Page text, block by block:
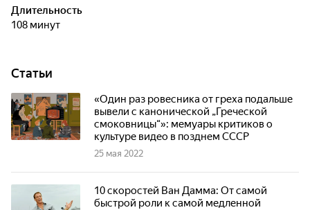
Длительность
108 минут
Статьи
«Один раз ровесника от греха подальше
вывели с канонической „Греческой
смоковницы“»: мемуары критиков о
культуре видео в позднем СССР
25 мая 2022
10 скоростей Ван Дамма: От самой
быстрой роли к самой медленной